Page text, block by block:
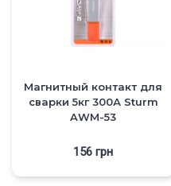
Магнитный контакт для
сварки 5кг 300А Sturm
AWM-53
156грн